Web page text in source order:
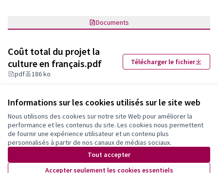
Informations sur les cookies utilisés sur le site web
Nous utilisons des cookies sur notre site Web pour améliorer la
performance et les contenus du site. Les cookies nous permettent
de fournir une expérience utilisateur et un contenu plus
personnalisés à partir de nos canaux de médias sociaux.
Tout accepter
Accepter seulement les cookies essentiels
Documents
Coût total du projet la
culture en français.pdf
pdf 186 ko
Télécharger le fichier
Suivre